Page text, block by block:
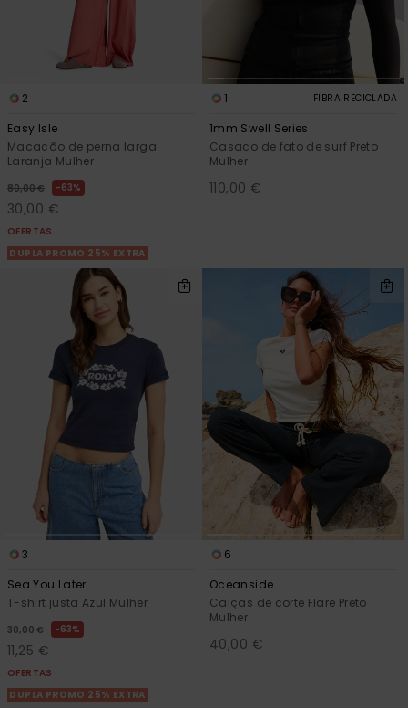
2
Easy Isle
Macacão de perna larga
Laranja Mulher
80,00 € 63%
30,00 €
OFERTAS
DUPLA PROMO 25% EXTRA
1 FIBRA RECICLADA
1mm Swell Series
Casaco de fato de surf Preto
Mulher
110,00 €
3
Sea You Later
T-shirt justa Azul Mulher
30,00 € 63%
11,25 €
OFERTAS
DUPLA PROMO 25% EXTRA
6
Oceanside
Calças de corte Flare Preto
Mulher
40,00 €